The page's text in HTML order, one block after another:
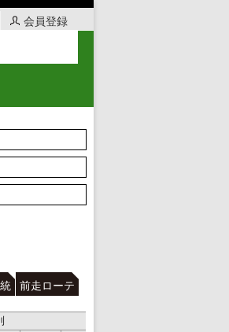
会員登録
前走ローテ